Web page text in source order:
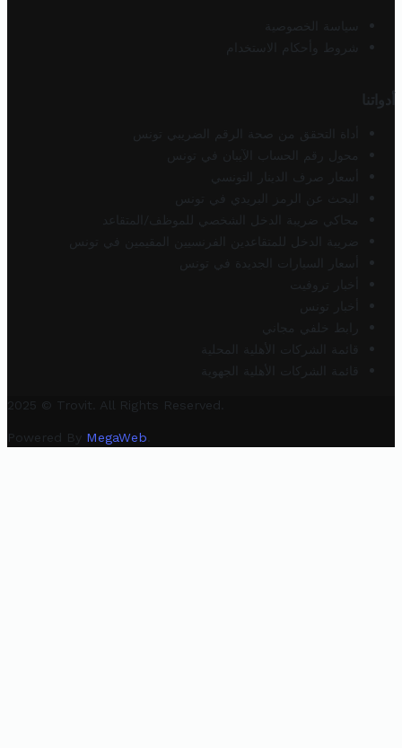
سياسة الخصوصية
شروط وأحكام الاستخدام
أدواتنا
أداة التحقق من صحة الرقم الضريبي تونس
محول رقم الحساب الآيبان في تونس
أسعار صرف الدينار التونسي
البحث عن الرمز البريدي في تونس
محاكي ضريبة الدخل الشخصي للموظف/المتقاعد
ضريبة الدخل للمتقاعدين الفرنسيين المقيمين في تونس
أسعار السيارات الجديدة في تونس
أخبار تروفيت
أخبار تونس
رابط خلفي مجاني
قائمة الشركات الأهلية المحلية
قائمة الشركات الأهلية الجهوية
2025 © Trovit. All Rights Reserved.
Powered By MegaWeb